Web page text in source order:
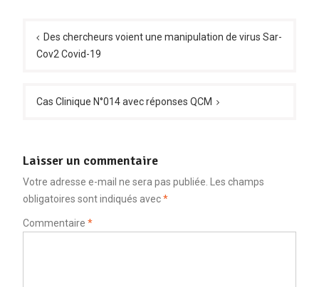
de
l’article
Des chercheurs voient une manipulation de virus Sar-
Cov2 Covid-19
Cas Clinique N°014 avec réponses QCM
Laisser un commentaire
Votre adresse e-mail ne sera pas publiée.
Les champs
obligatoires sont indiqués avec*
Commentaire *